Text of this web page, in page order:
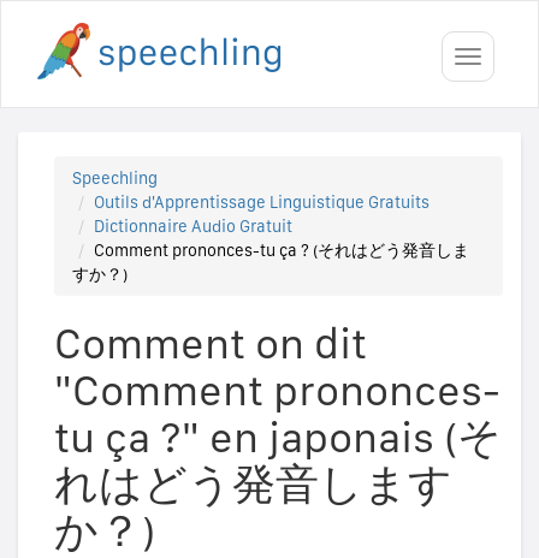
Toggle
Speechling
Outils d'Apprentissage Linguistique Gratuits
Dictionnaire Audio Gratuit
Comment prononces-tu ça ? (それはどう発音しま
すか？)
Comment on dit
"Comment prononces-
tu ça ?" en japonais (そ
れはどう発音します
か？)